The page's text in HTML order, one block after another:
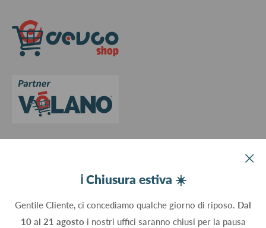
ℹ️ Chiusura estiva ☀️
Gentile Cliente, ci concediamo qualche giorno di riposo. Dal
10 al 21 agosto i nostri uffici saranno chiusi per la pausa
Richiedi preventivo
Contattaci
Informativa su resi e rimborsi
Privacy Policy
Aggiorna le preferenze sui cookie
C.Fisc. P.IVA 09934830960
Seguici